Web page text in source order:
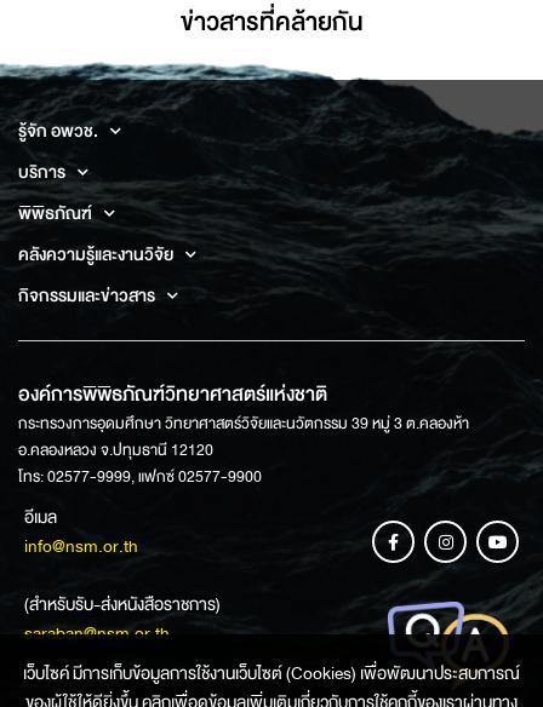
ข่าวสารที่่คล้ายกัน
รู้จัก อพวช.
บริการ
พิพิธภัณฑ์
คลังความรู้และงานวิจัย
กิจกรรมและข่าวสาร
องค์การพิพิธภัณฑ์วิทยาศาสตร์แห่งชาติ
กระทรวงการอุดมศึกษา วิทยาศาสตร์วิจัยและนวัตกรรม 39 หมู่ 3 ต.คลองห้า
อ.คลองหลวง จ.ปทุมธานี 12120
โทร: 02577-9999, แฟกซ์ 02577-9900
อีเมล
info@nsm.or.th
(สำหรับรับ-ส่งหนังสือราชการ)
saraban@nsm.or.th
เว็บไซค์ มีการเก็บข้อมูลการใช้งานเว็บไซต์ (Cookies) เพื่อพัฒนาประสบการณ์